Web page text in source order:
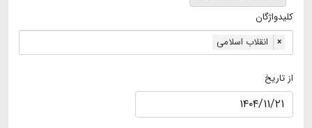
کلیدواژگان
انقلاب اسلامی
×
از تاریخ